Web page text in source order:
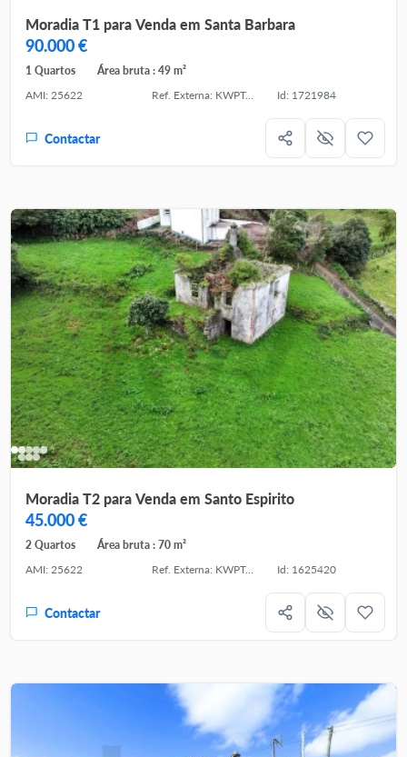
Moradia T1 para Venda em Santa Barbara
90.000 €
1 Quartos
Área bruta : 49 m²
AMI: 25622
Ref. Externa: KWPT-029061 Id: 1721984
Contactar
Moradia T2 para Venda em Santo Espirito
45.000 €
2 Quartos
Área bruta : 70 m²
AMI: 25622
Ref. Externa: KWPT-027916 Id: 1625420
Contactar